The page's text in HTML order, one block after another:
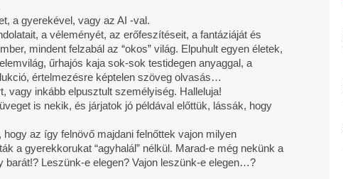
a gyerekével, vagy az AI -val.
a véleményét, az erőfeszítéseit, a fantáziáját és
mindent felzabál az “okos” világ. Elpuhult egyen életek,
űrhajós kaja sok-sok testidegen anyaggal, a
értelmezésre képtelen szöveg olvasás…
vagy inkább elpusztult személyiség. Halleluja!
is nekik, és járjatok jó példával előttük, lássák, hogy
az így felnövő majdani felnőttek vajon milyen
a gyerekkorukat “agyhalál” nélkül. Marad-e még nekünk a
barát!? Leszünk-e elegen? Vajon leszünk-e elegen…?